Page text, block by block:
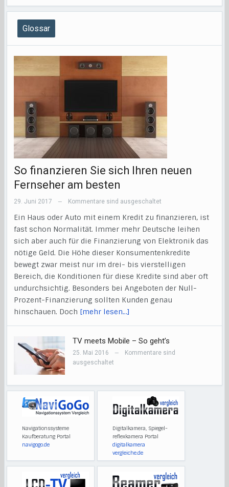
Glossar
So finanzieren Sie sich Ihren neuen
Fernseher am besten
29. Juni 2017 — Kommentare sind ausgeschaltet
Ein Haus oder Auto mit einem Kredit zu finanzieren, ist
fast schon Normalität. Immer mehr Deutsche leihen
sich aber auch für die Finanzierung von Elektronik das
nötige Geld. Die Höhe dieser Konsumentenkredite
bewegt zwar meist nur im drei- bis vierstelligen
Bereich, die Konditionen für diese Kredite sind aber oft
undurchsichtig. Besonders bei Angeboten der Null-
Prozent-Finanzierung sollten Kunden genau
hinschauen. Doch [mehr lesen…]
TV meets Mobile – So geht’s
25. Mai 2016 —
Kommentare sind
ausgeschaltet
Navigationssysteme
Kaufberatung Portal
navigogo.de
Digitalkamera, Spiegel-
reflexkamera Portal
digitalkamera
vergleiche.de